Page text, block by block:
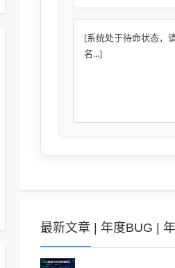
[系统处于待命状态，
名...]
最新文章 年度BUG